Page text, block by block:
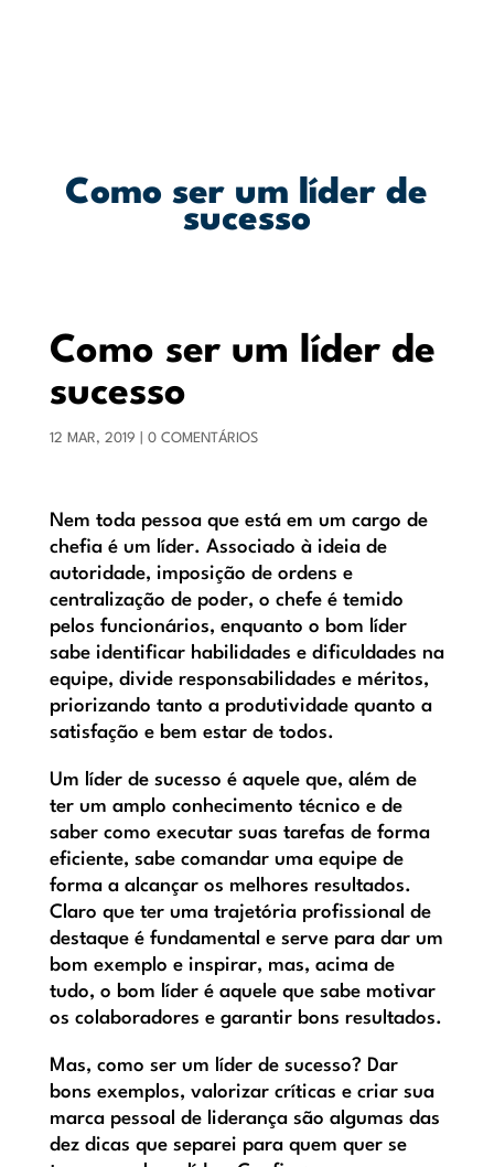
Como ser um líder de
sucesso
Como ser um líder de
sucesso
12 MAR, 2019 0 COMENTÁRIOS
Nem toda pessoa que está em um cargo de
chefia é um líder. Associado à ideia de
autoridade, imposição de ordens e
centralização de poder, o chefe é temido
pelos funcionários, enquanto o bom líder
sabe identificar habilidades e dificuldades na
equipe, divide responsabilidades e méritos,
priorizando tanto a produtividade quanto a
satisfação e bem estar de todos.
Um líder de sucesso é aquele que, além de
ter um amplo conhecimento técnico e de
saber como executar suas tarefas de forma
eficiente, sabe comandar uma equipe de
forma a alcançar os melhores resultados.
Claro que ter uma trajetória profissional de
destaque é fundamental e serve para dar um
bom exemplo e inspirar, mas, acima de
tudo, o bom líder é aquele que sabe motivar
os colaboradores e garantir bons resultados.
Mas, como ser um líder de sucesso? Dar
bons exemplos, valorizar críticas e criar sua
marca pessoal de liderança são algumas das
dez dicas que separei para quem quer se